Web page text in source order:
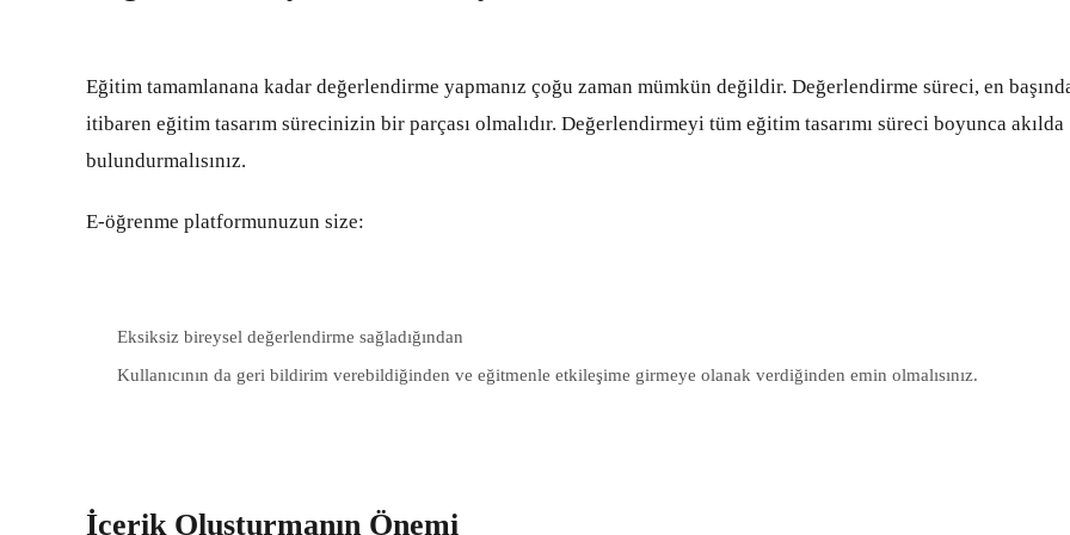
Eğitim tamamlanana kadar değerlendirme yapmanız çoğu zaman mümkün değildir. Değerlendirme süreci, en
itibaren eğitim tasarım sürecinizin bir parçası olmalıdır. Değerlendirmeyi tüm eğitim tasarımı süreci boyunca akılda
bulundurmalısınız.
E-öğrenme platformunuzun size:
Eksiksiz bireysel değerlendirme sağladığından
Kullanıcının da geri bildirim verebildiğinden ve eğitmenle etkileşime girmeye olanak verdiğinden emin olmalısınız.
İçerik Oluşturmanın Önemi